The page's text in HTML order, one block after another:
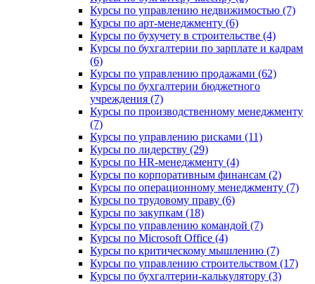
Курсы по управлению недвижимостью (7)
Курсы по арт-менеджменту (6)
Курсы по бухучету в строительстве (4)
Курсы по бухгалтерии по зарплате и кадрам
(6)
Курсы по управлению продажами (62)
Курсы по бухгалтерии бюджетного
учреждения (7)
Курсы по производственному менеджменту
(7)
Курсы по управлению рисками (11)
Курсы по лидерству (29)
Курсы по HR-менеджменту (4)
Курсы по корпоративным финансам (2)
Курсы по операционному менеджменту (7)
Курсы по трудовому праву (6)
Курсы по закупкам (18)
Курсы по управлению командой (7)
Курсы по Microsoft Office (4)
Курсы по критическому мышлению (7)
Курсы по управлению строительством (17)
Курсы по бухгалтерии-калькулятору (3)